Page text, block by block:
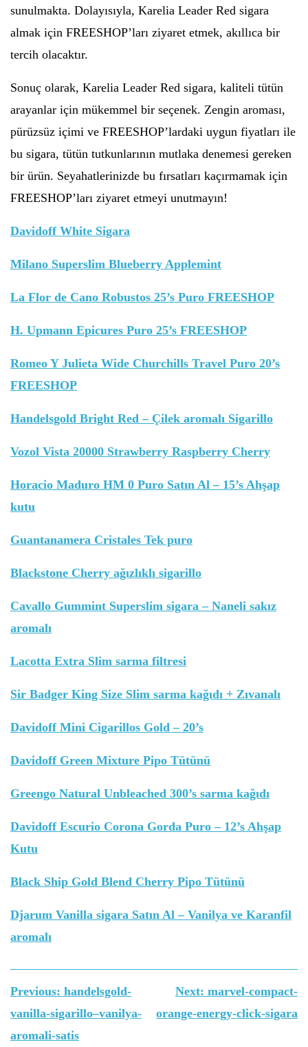
sunulmakta. Dolayısıyla, Karelia Leader Red sigara
almak için FREESHOP’ları ziyaret etmek, akıllıca bir
tercih olacaktır.
Sonuç olarak, Karelia Leader Red sigara, kaliteli tütün
arayanlar için mükemmel bir seçenek. Zengin aroması,
pürüzsüz içimi ve FREESHOP’lardaki uygun fiyatları ile
bu sigara, tütün tutkunlarının mutlaka denemesi gereken
bir ürün. Seyahatlerinizde bu fırsatları kaçırmamak için
FREESHOP’ları ziyaret etmeyi unutmayın!
Davidoff White Sigara
Milano Superslim Blueberry Applemint
La Flor de Cano Robustos 25’s Puro FREESHOP
H. Upmann Epicures Puro 25’s FREESHOP
Romeo Y Julieta Wide Churchills Travel Puro 20’s
FREESHOP
Handelsgold Bright Red – Çilek aromalı Sigarillo
Vozol Vista 20000 Strawberry Raspberry Cherry
Horacio Maduro HM 0 Puro Satın Al – 15’s Ahşap
kutu
Guantanamera Cristales Tek puro
Blackstone Cherry ağızlıklı sigarillo
Cavallo Gummint Superslim sigara – Naneli sakız
aromalı
Lacotta Extra Slim sarma filtresi
Sir Badger King Size Slim sarma kağıdı + Zıvanalı
Davidoff Mini Cigarillos Gold – 20’s
Davidoff Green Mixture Pipo Tütünü
Greengo Natural Unbleached 300’s sarma kağıdı
Davidoff Escurio Corona Gorda Puro – 12’s Ahşap
Kutu
Black Ship Gold Blend Cherry Pipo Tütünü
Djarum Vanilla sigara Satın Al – Vanilya ve Karanfil
aromalı
Yazı
gezinmesi
Previous: handelsgold-
vanilla-sigarillo–vanilya-
aromali-satis
Next: marvel-compact-
orange-energy-click-sigara